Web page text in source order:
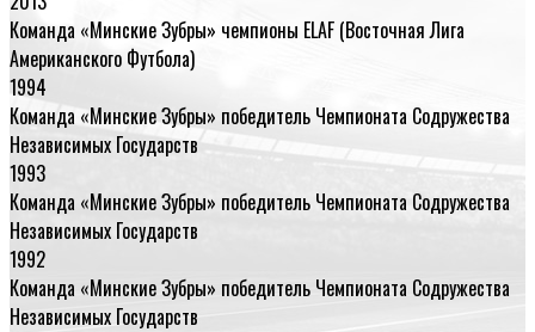
Команда «Минские Зубры» чемпионы ELAF (Восточная Лига
Американского Футбола)
1994
Команда «Минские Зубры» победитель Чемпионата Содружества
Независимых Государств
1993
Команда «Минские Зубры» победитель Чемпионата Содружества
Независимых Государств
1992
Команда «Минские Зубры» победитель Чемпионата Содружества
Независимых Государств